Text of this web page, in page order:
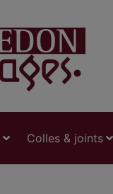
Colles & joints